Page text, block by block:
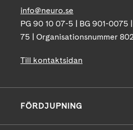
info@neuro.se
PG 90 10 07-5 | BG 901-0075
75 | Organisationsnummer
Till kontaktsidan
FÖRDJUPNING